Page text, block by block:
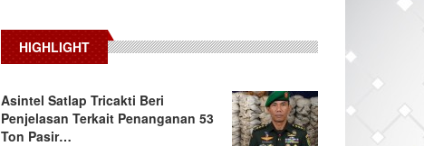
HIGHLIGHT
Asintel Satlap Tricakti Beri
Penjelasan Terkait Penanganan 53
Ton Pasir…